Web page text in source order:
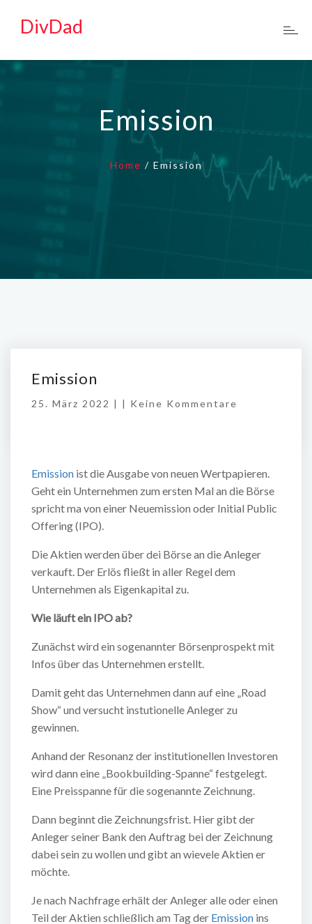
DivDad
Emission
Home / Emission
Emission
25. März 2022 | | Keine Kommentare
Emission ist die Ausgabe von neuen Wertpapieren.
Geht ein Unternehmen zum ersten Mal an die Börse
spricht ma von einer Neuemission oder Initial Public
Offering (IPO).
Die Aktien werden über dei Börse an die Anleger
verkauft. Der Erlös fließt in aller Regel dem
Unternehmen als Eigenkapital zu.
Wie läuft ein IPO ab?
Zunächst wird ein sogenannter Börsenprospekt mit
Infos über das Unternehmen erstellt.
Damit geht das Unternehmen dann auf eine „Road
Show“ und versucht instutionelle Anleger zu
gewinnen.
Anhand der Resonanz der institutionellen Investoren
wird dann eine „Bookbuilding-Spanne“ festgelegt.
Eine Preisspanne für die sogenannte Zeichnung.
Dann beginnt die Zeichnungsfrist. Hier gibt der
Anleger seiner Bank den Auftrag bei der Zeichnung
dabei sein zu wollen und gibt an wievele Aktien er
möchte.
Je nach Nachfrage erhält der Anleger alle oder einen
Teil der Aktien schließlich am Tag der Emission ins